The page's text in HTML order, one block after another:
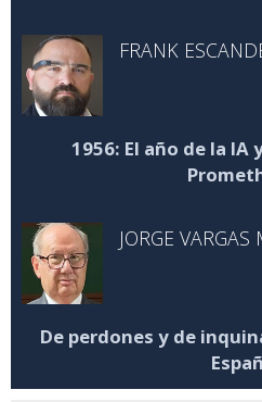
FRANK
1956: El año de la IA
JORGE
De perdones y de